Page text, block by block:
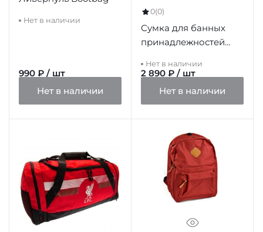
Нет в наличии
990 ₽ / шт
Нет в наличии
0(0)
Сумка для банных
принадлежностей
BR
Нет в наличии
2 890 ₽ / шт
Нет в наличии